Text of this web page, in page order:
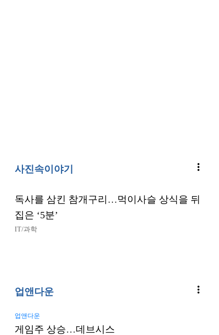
사진속이야기 more_vert
독사를 삼킨 참개구리…먹이사슬 상식을 뒤
집은 ‘5분’
IT/과학
업앤다운 more_vert
업앤다운
게임주 상승…데브시스